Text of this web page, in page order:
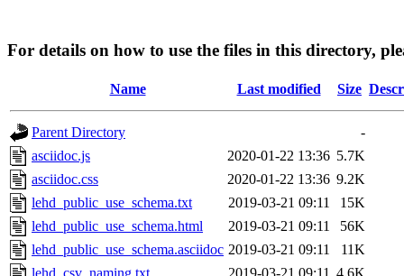
For details on how to use the files in this directory,
Name Last modified Size
Parent Directory
-
asciidoc.js
2020-01-22 13:36 5.7K
asciidoc.css
2020-01-22 13:36 9.2K
lehd_public_use_schema.txt
2019-03-21 09:11
15K
lehd_public_use_schema.html
2019-03-21 09:11
56K
lehd_public_use_schema.asciidoc 2019-03-21 09:11
11K